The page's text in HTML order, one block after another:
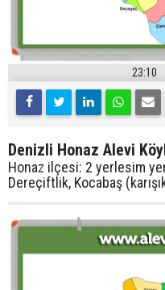
23:10
Denizli Honaz Alevi
Honaz ilçesi: 2 yerlesim
Dereçiftlik, Kocabaş